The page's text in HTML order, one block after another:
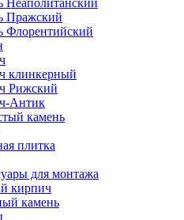
Пражский
Флорентийский
клинкерный
Рижский
Антик
камень
плитка
для монтажа
кирпич
камень